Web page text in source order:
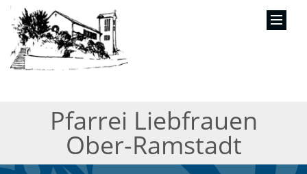
Pfarrei Liebfrauen
Ober-Ramstadt